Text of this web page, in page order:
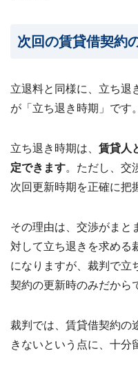
次回の賃貸借契約
立退料と同様に、立ち退
が「立ち退き時期」です。
立ち退き時期は、 賃貸人
定できます。ただし、交
次回更新時期を正確に把
その理由は、交渉がまと
対して立ち退きを求める
になりますが、裁判で立
契約の更新時のみだから
裁判では、賃貸借契約の
きないという点に、十分